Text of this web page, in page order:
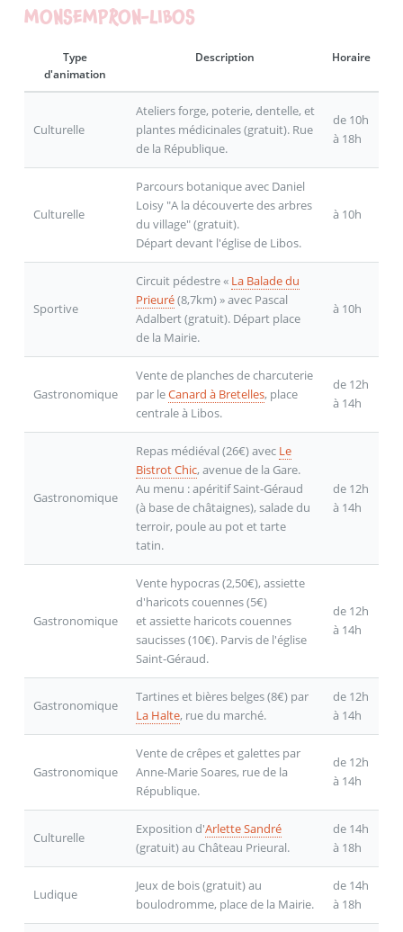
MONSEMPRON-LIBOS
Type
d'animation
Description Horaire
Culturelle
Ateliers forge, poterie, dentelle, et
plantes médicinales (gratuit). Rue
de la République.
de 10h
à 18h
Culturelle
Parcours botanique avec Daniel
Loisy "A la découverte des arbres
du village" (gratuit).
Départ devant l'église de Libos.
à 10h
Sportive
Circuit pédestre « La Balade du
Prieuré(8,7km) » avec Pascal
Adalbert (gratuit). Départ place
de la Mairie.
à 10h
Gastronomique
Vente de planches de charcuterie
par leCanard à Bretelles, place
centrale à Libos.
de 12h
à 14h
Gastronomique
Repas médiéval (26€) avec Le
Bistrot Chic, avenue de la Gare.
Au menu : apéritif Saint-Géraud
(à base de châtaignes), salade du
terroir, poule au pot et tarte
tatin.
de 12h
à 14h
Gastronomique
Vente hypocras (2,50€), assiette
d'haricots couennes (5€)
et assiette haricots couennes
saucisses (10€). Parvis de l'église
Saint-Géraud.
de 12h
à 14h
Gastronomique
Tartines et bières belges (8€) par
La Halte, rue du marché.
de 12h
à 14h
Gastronomique
Vente de crêpes et galettes par
Anne-Marie Soares, rue de la
République.
de 12h
à 14h
Culturelle
Exposition d'Arlette Sandré
(gratuit) au Château Prieural.
de 14h
à 18h
Ludique
Jeux de bois (gratuit) au
boulodromme, place de la Mairie.
de 14h
à 18h